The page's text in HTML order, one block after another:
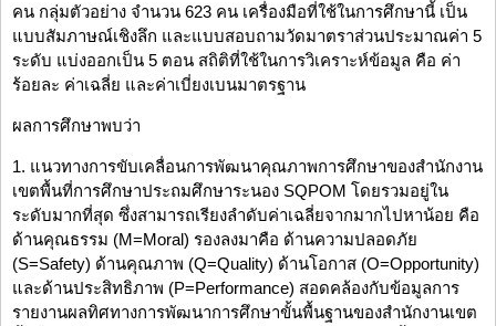
คน กลุ่มตัวอย่าง จำนวน 623 คน เครื่องมือที่ใช้ในการศึกษานี้ เป็น
แบบสัมภาษณ์เชิงลึก และแบบสอบถามวัดมาตราส่วนประมาณค่า 5
ระดับ แบ่งออกเป็น 5 ตอน สถิติที่ใช้ในการวิเคราะห์ข้อมูล คือ ค่า
ร้อยละ ค่าเฉลี่ย และค่าเบี่ยงเบนมาตรฐาน
ผลการศึกษาพบว่า
1. แนวทางการขับเคลื่อนการพัฒนาคุณภาพการศึกษาของสำนักงาน
เขตพื้นที่การศึกษาประถมศึกษาระนอง SQPOM โดยรวมอยู่ใน
ระดับมากที่สุด ซึ่งสามารถเรียงลำดับค่าเฉลี่ยจากมากไปหาน้อย คือ
ด้านคุณธรรม (M=Moral) รองลงมาคือ ด้านความปลอดภัย
(S=Safety) ด้านคุณภาพ (Q=Quality) ด้านโอกาส (O=Opportunity)
และด้านประสิทธิภาพ (P=Performance) สอดคล้องกับข้อมูลการ
รายงานผลทิศทางการพัฒนาการศึกษาขั้นพื้นฐานของสำนักงานเขต